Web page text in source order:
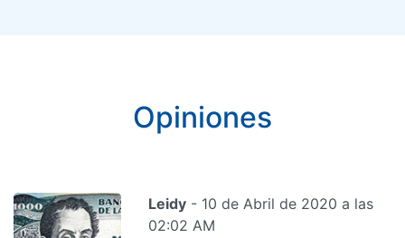
Opiniones
Leidy - 10 de Abril de 2020 a las
02:02 AM